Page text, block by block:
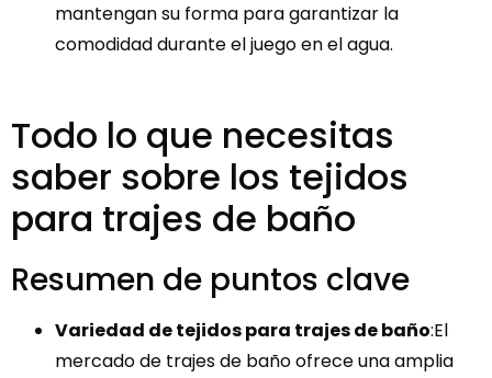
mantengan su forma para garantizar la
comodidad durante el juego en el agua.
Todo lo que necesitas
saber sobre los tejidos
para trajes de baño
Resumen de puntos clave
Variedad de tejidos para trajes de baño:El
mercado de trajes de baño ofrece una amplia